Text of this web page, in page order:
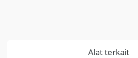
Alat terkait